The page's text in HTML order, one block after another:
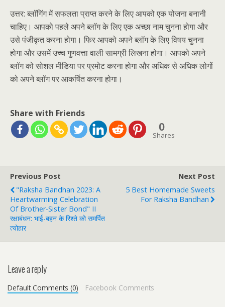
उत्तर: ब्लॉगिंग में सफलता प्राप्त करने के लिए आपको एक योजना बनानी
चाहिए। आपको पहले अपने ब्लॉग के लिए एक अच्छा नाम चुनना होगा और
उसे पंजीकृत करना होगा। फिर आपको अपने ब्लॉग के लिए विषय चुनना
होगा और उसमें उच्च गुणवत्ता वाली सामग्री लिखना होगा। आपको अपने
ब्लॉग को सोशल मीडिया पर प्रमोट करना होगा और अधिक से अधिक लोगों
को अपने ब्लॉग पर आकर्षित करना होगा।
Share with Friends
0
Shares
Previous Post
"Raksha Bandhan 2023: A
Heartwarming Celebration
Of Brother-Sister Bond" II
रक्षाबंधन: भाई-बहन के रिश्ते को समर्पित
त्योहार
Next Post
5 Best Homemade Sweets
For Raksha Bandhan
Leave a reply
Default Comments (0) Facebook Comments